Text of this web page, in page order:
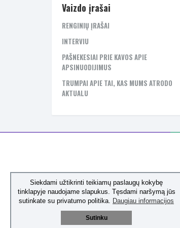
Siekdami užtikrinti teikiamų paslaugų kokybę
tinklapyje naudojame slapukus. Tęsdami naršymą jūs
sutinkate su privatumo politika. Daugiau informacijos
Sutinku
Vaizdo įrašai
RENGINIŲ ĮRAŠAI
INTERVIU
PAŠNEKESIAI PRIE KAVOS APIE
APSINUODIJIMUS
TRUMPAI APIE TAI, KAS MUMS ATRODO
AKTUALU